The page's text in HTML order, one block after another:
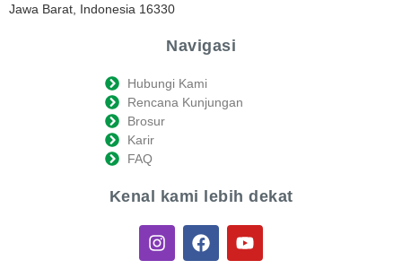
Jawa Barat, Indonesia 16330
Navigasi
Hubungi Kami
Rencana Kunjungan
Brosur
Karir
FAQ
Kenal kami lebih dekat